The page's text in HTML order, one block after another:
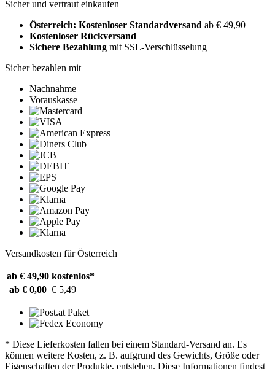
Sicher und vertraut einkaufen
Österreich: Kostenloser Standardversand ab € 49,90
Kostenloser Rückversand
Sichere Bezahlung mit SSL-Verschlüsselung
Sicher bezahlen mit
Nachnahme
Vorauskasse
Versandkosten für Österreich
ab € 49,90 kostenlos*
ab € 0,00 € 5,49
* Diese Lieferkosten fallen bei einem Standard-Versand an. Es
können weitere Kosten, z. B. aufgrund des Gewichts, Größe oder
Eigenschaften der Produkte, entstehen. Diese Informationen findest